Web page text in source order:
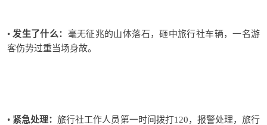
• 发生了什么： 毫无征兆的山体落石，砸中旅行社车辆，一名游
客伤势过重当场身故。
• 紧急处理：旅行社工作人员第一时间拨打120，报警处理， 旅行